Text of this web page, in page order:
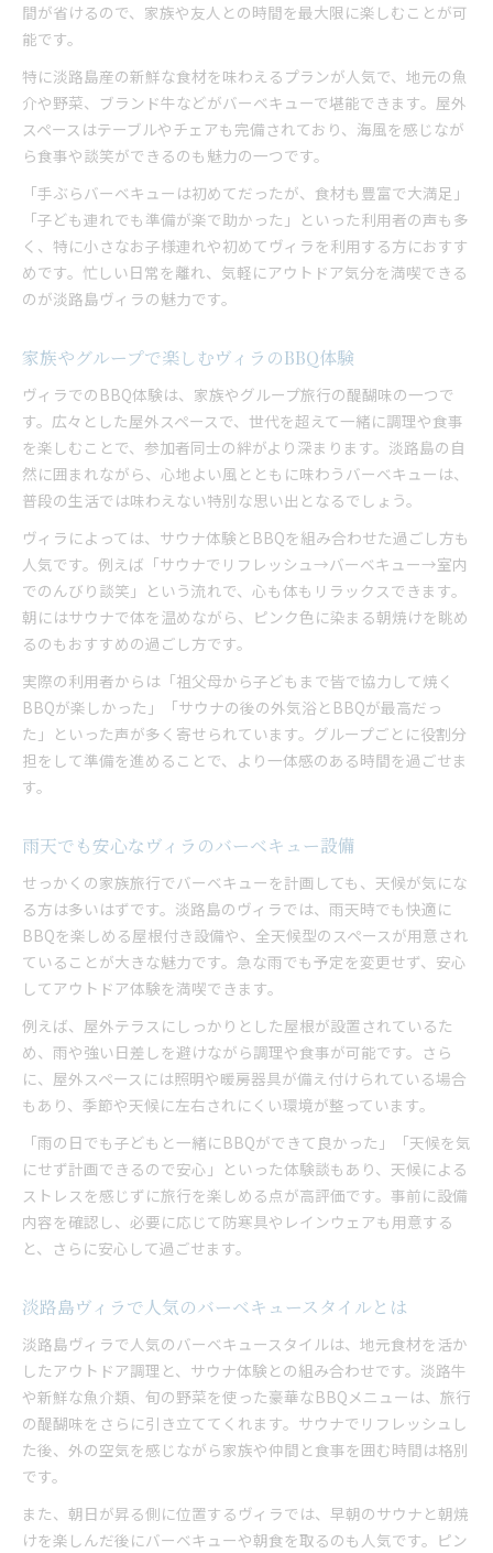
間が省けるので、家族や友人との時間を最大限に楽しむことが可
能です。
特に淡路島産の新鮮な食材を味わえるプランが人気で、地元の魚
介や野菜、ブランド牛などがバーベキューで堪能できます。屋外
スペースはテーブルやチェアも完備されており、海風を感じなが
ら食事や談笑ができるのも魅力の一つです。
「手ぶらバーベキューは初めてだったが、食材も豊富で大満足」
「子ども連れでも準備が楽で助かった」といった利用者の声も多
く、特に小さなお子様連れや初めてヴィラを利用する方におすす
めです。忙しい日常を離れ、気軽にアウトドア気分を満喫できる
のが淡路島ヴィラの魅力です。
家族やグループで楽しむヴィラのBBQ体験
ヴィラでのBBQ体験は、家族やグループ旅行の醍醐味の一つで
す。広々とした屋外スペースで、世代を超えて一緒に調理や食事
を楽しむことで、参加者同士の絆がより深まります。淡路島の自
然に囲まれながら、心地よい風とともに味わうバーベキューは、
普段の生活では味わえない特別な思い出となるでしょう。
ヴィラによっては、サウナ体験とBBQを組み合わせた過ごし方も
人気です。例えば「サウナでリフレッシュ→バーベキュー→室内
でのんびり談笑」という流れで、心も体もリラックスできます。
朝にはサウナで体を温めながら、ピンク色に染まる朝焼けを眺め
るのもおすすめの過ごし方です。
実際の利用者からは「祖父母から子どもまで皆で協力して焼く
BBQが楽しかった」「サウナの後の外気浴とBBQが最高だっ
た」といった声が多く寄せられています。グループごとに役割分
担をして準備を進めることで、より一体感のある時間を過ごせま
す。
雨天でも安心なヴィラのバーベキュー設備
せっかくの家族旅行でバーベキューを計画しても、天候が気にな
る方は多いはずです。淡路島のヴィラでは、雨天時でも快適に
BBQを楽しめる屋根付き設備や、全天候型のスペースが用意され
ていることが大きな魅力です。急な雨でも予定を変更せず、安心
してアウトドア体験を満喫できます。
例えば、屋外テラスにしっかりとした屋根が設置されているた
め、雨や強い日差しを避けながら調理や食事が可能です。さら
に、屋外スペースには照明や暖房器具が備え付けられている場合
もあり、季節や天候に左右されにくい環境が整っています。
「雨の日でも子どもと一緒にBBQができて良かった」「天候を気
にせず計画できるので安心」といった体験談もあり、天候による
ストレスを感じずに旅行を楽しめる点が高評価です。事前に設備
内容を確認し、必要に応じて防寒具やレインウェアも用意する
と、さらに安心して過ごせます。
淡路島ヴィラで人気のバーベキュースタイルとは
淡路島ヴィラで人気のバーベキュースタイルは、地元食材を活か
したアウトドア調理と、サウナ体験との組み合わせです。淡路牛
や新鮮な魚介類、旬の野菜を使った豪華なBBQメニューは、旅行
の醍醐味をさらに引き立ててくれます。サウナでリフレッシュし
た後、外の空気を感じながら家族や仲間と食事を囲む時間は格別
です。
また、朝日が昇る側に位置するヴィラでは、早朝のサウナと朝焼
けを楽しんだ後にバーベキューや朝食を取るのも人気です。ピン